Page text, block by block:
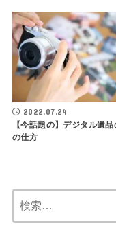
2022.07.24
【今話題の】デジタル遺
の仕方